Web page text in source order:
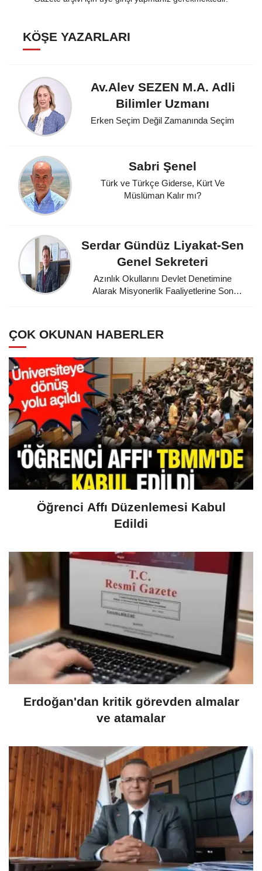
KÖŞE YAZARLARI
Av.Alev SEZEN M.A. Adli
Bilimler Uzmanı
Erken Seçim Değil Zamanında Seçim
Sabri Şenel
Türk ve Türkçe Giderse, Kürt Ve
Müslüman Kalır mı?
Serdar Gündüz Liyakat-Sen
Genel Sekreteri
Azınlık Okullarını Devlet Denetimine
Alarak Misyonerlik Faaliyetlerine Son
ÇOK OKUNAN HABERLER
Öğrenci Affı Düzenlemesi Kabul
Edildi
Erdoğan'dan kritik görevden almalar
ve atamalar